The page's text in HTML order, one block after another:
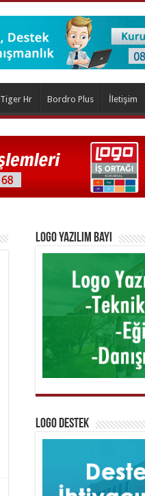
Tiger Hr Bordro Plus İletişim
Logo Yazılım Bayi
Logo Destek